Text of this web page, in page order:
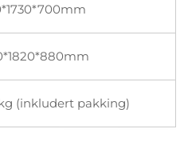
(inkludert pakking)